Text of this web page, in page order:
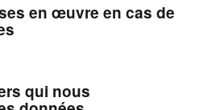
en œuvre en cas de
qui nous